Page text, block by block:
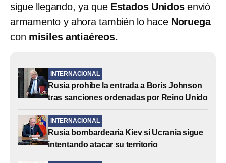
sigue llegando, ya que Estados Unidosenvió
armamento y ahora también lo hace Noruega
con misiles antiaéreos.
INTERNACIONAL
Rusia prohíbe la entrada a Boris Johnson
tras sanciones ordenadas por Reino Unido
INTERNACIONAL
Rusia bombardearía Kiev si Ucrania sigue
intentando atacar su territorio